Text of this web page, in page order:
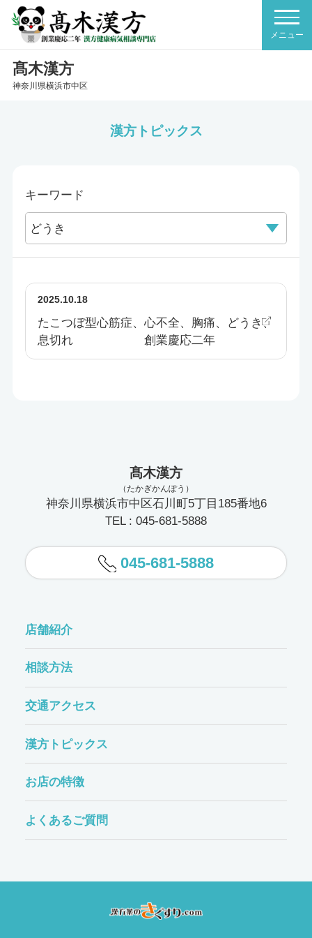
髙木漢方
神奈川県横浜市中区
漢方トピックス
キーワード
2025.10.18
たこつぼ型心筋症、心不全、胸痛、どうき、
息切れ 創業慶応二年
髙木漢方
（たかぎかんぽう）
神奈川県横浜市中区石川町5丁目185番地6
TEL : 045-681-5888
045-681-5888
店舗紹介
相談方法
交通アクセス
漢方トピックス
お店の特徴
よくあるご質問